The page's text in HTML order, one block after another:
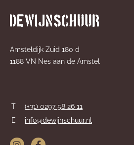
Amsteldijk Zuid 180 d
1188 VN Nes aan de Amstel
T
(+31) 0297 58 26 11
E
info@dewijnschuur.nl